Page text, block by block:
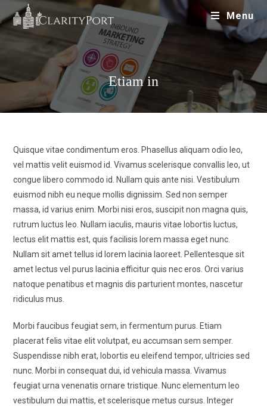
Menu
Etiam in
Quisque vitae condimentum eros. Phasellus aliquam odio leo,
vel mattis velit euismod id. Vivamus scelerisque convallis leo, ut
congue libero commodo id. Nullam quis ante nisi. Vestibulum
euismod nibh eu neque mollis dignissim. Sed non semper
massa, id varius enim. Morbi nisi eros, suscipit non magna quis,
rutrum luctus leo. Nullam iaculis, mauris vitae lobortis luctus,
lectus elit mattis est, quis facilisis lorem massa eget nunc.
Nullam sit amet tellus id lorem lacinia laoreet. Pellentesque sit
amet lectus vel purus lacinia efficitur quis nec eros. Orci varius
natoque penatibus et magnis dis parturient montes, nascetur
ridiculus mus.
Morbi faucibus feugiat sem, in fermentum purus. Etiam
placerat felis vitae elit volutpat, eu accumsan sem semper.
Suspendisse nibh erat, lobortis eu eleifend tempor, ultricies sed
nunc. Morbi in consequat dui, id vehicula massa. Vivamus
feugiat urna venenatis ornare tristique. Nunc elementum leo
vestibulum dui mattis, et scelerisque metus cursus. Integer